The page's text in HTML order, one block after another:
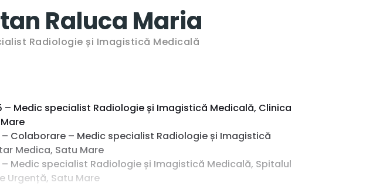
Raluca Maria
Radiologie și Imagistică Medicală
– Medic specialist Radiologie și Imagistică Medicală, Clinica
– Colaborare – Medic specialist Radiologie și Imagistică
Medica, Satu Mare
– Medic specialist Radiologie și Imagistică Medicală, Spitalul
Urgență, Satu Mare